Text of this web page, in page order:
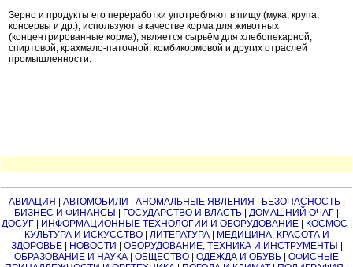
Зерно и продукты его переработки употребляют в пищу (мука, крупа,
консервы и др.), используют в качестве корма для животных
(концентрированные корма), является сырьём для хлебопекарной,
спиртовой, крахмало-паточной, комбикормовой и других отраслей
промышленности.
АВИАЦИЯ АВТОМОБИЛИ АНОМАЛЬНЫЕ ЯВЛЕНИЯ БЕЗОПАСНОСТЬ|
БИЗНЕС И ФИНАНСЫ
ГОСУДАРСТВО И ВЛАСТЬ ДОМАШНИЙ ОЧАГ
ДОСУГ| ИНФОРМАЦИОННЫЕ ТЕХНОЛОГИИ И ОБОРУДОВАНИЕ| КОСМОС
КУЛЬТУРА И ИСКУССТВО| ЛИТЕРАТУРА|
МЕДИЦИНА, КРАСОТА И
ЗДОРОВЬЕ| НОВОСТИ ОБОРУДОВАНИЕ, ТЕХНИКА И ИНСТРУМЕНТЫ
ОБРАЗОВАНИЕ И НАУКА
ОБЩЕСТВО ОДЕЖДА И ОБУВЬ
ОФИСНЫЕ